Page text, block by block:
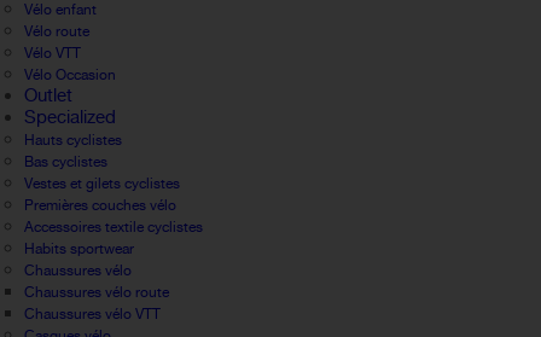
Vélo enfant
Vélo route
Vélo VTT
Vélo Occasion
Outlet
Specialized
Hauts cyclistes
Bas cyclistes
Vestes et gilets cyclistes
Premières couches vélo
Accessoires textile cyclistes
Habits sportwear
Chaussures vélo
Chaussures vélo route
Chaussures vélo VTT